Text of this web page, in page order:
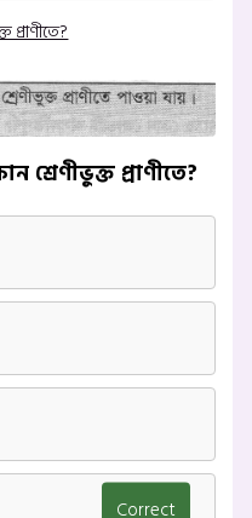
প্রাণীতে?
শ্রেণীভুক্ত প্রাণীতে?
Correct